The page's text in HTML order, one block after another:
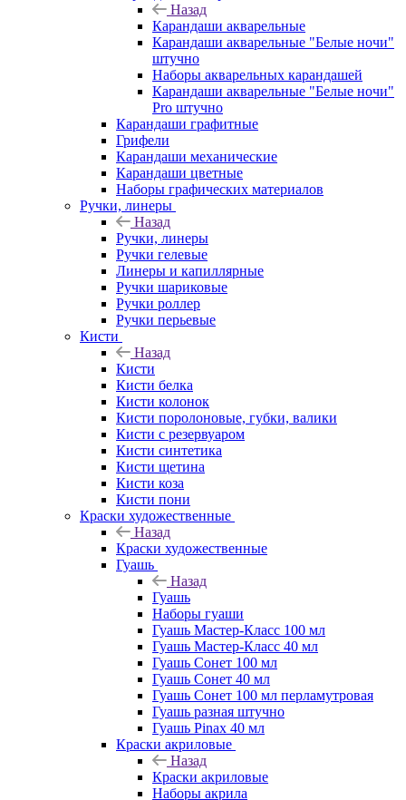
Назад
Карандаши акварельные
Карандаши акварельные "Белые ночи"
штучно
Наборы акварельных карандашей
Карандаши акварельные "Белые ночи"
Pro штучно
Карандаши графитные
Грифели
Карандаши механические
Карандаши цветные
Наборы графических материалов
Ручки, линеры
Назад
Ручки, линеры
Ручки гелевые
Линеры и капиллярные
Ручки шариковые
Ручки роллер
Ручки перьевые
Кисти
Назад
Кисти
Кисти белка
Кисти колонок
Кисти поролоновые, губки, валики
Кисти с резервуаром
Кисти синтетика
Кисти щетина
Кисти коза
Кисти пони
Краски художественные
Назад
Краски художественные
Гуашь
Назад
Гуашь
Наборы гуаши
Гуашь Мастер-Класс 100 мл
Гуашь Мастер-Класс 40 мл
Гуашь Сонет 100 мл
Гуашь Сонет 40 мл
Гуашь Сонет 100 мл перламутровая
Гуашь разная штучно
Гуашь Pinax 40 мл
Краски акриловые
Назад
Краски акриловые
Наборы акрила